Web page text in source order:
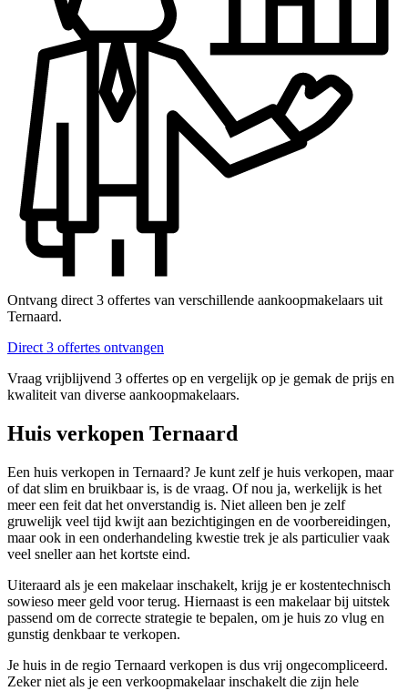
Ontvang direct 3 offertes van verschillende aankoopmakelaars uit
Ternaard.
Direct 3 offertes ontvangen
Vraag vrijblijvend 3 offertes op en vergelijk op je gemak de prijs en
kwaliteit van diverse aankoopmakelaars.
Huis verkopen Ternaard
Een huis verkopen in Ternaard? Je kunt zelf je huis verkopen, maar
of dat slim en bruikbaar is, is de vraag. Of nou ja, werkelijk is het
meer een feit dat het onverstandig is. Niet alleen ben je zelf
gruwelijk veel tijd kwijt aan bezichtigingen en de voorbereidingen,
maar ook in een onderhandeling kwestie trek je als particulier vaak
veel sneller aan het kortste eind.
Uiteraard als je een makelaar inschakelt, krijg je er kostentechnisch
sowieso meer geld voor terug. Hiernaast is een makelaar bij uitstek
passend om de correcte strategie te bepalen, om je huis zo vlug en
gunstig denkbaar te verkopen.
Je huis in de regio Ternaard verkopen is dus vrij ongecompliceerd.
Zeker niet als je een verkoopmakelaar inschakelt die zijn hele